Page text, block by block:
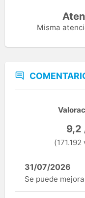
Misma
9,2
31/07/2026
Se puede